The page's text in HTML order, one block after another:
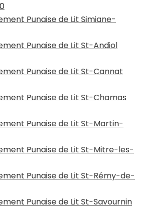
Punaise de Lit Simiane-
Punaise de Lit St-Andiol
Punaise de Lit St-Cannat
Punaise de Lit St-Chamas
Punaise de Lit St-Martin-
Punaise de Lit St-Mitre-les-
Punaise de Lit St-Rémy-de-
Punaise de Lit St-Savournin